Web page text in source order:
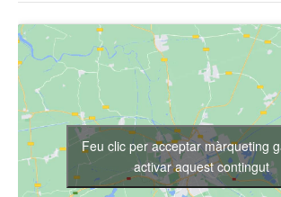
Feu clic per acceptar màrqueting
activar aquest contingut